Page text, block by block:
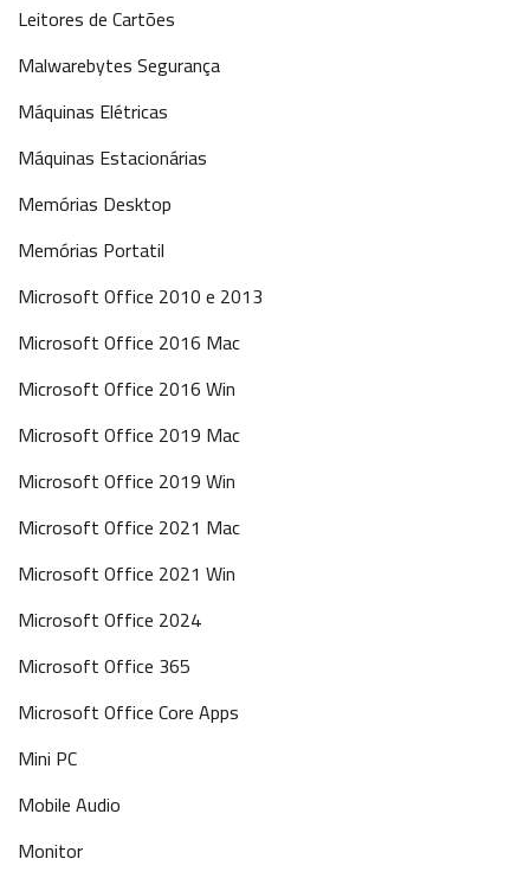
Leitores de Cartões
Malwarebytes Segurança
Máquinas Elétricas
Máquinas Estacionárias
Memórias Desktop
Memórias Portatil
Microsoft Office 2010 e 2013
Microsoft Office 2016 Mac
Microsoft Office 2016 Win
Microsoft Office 2019 Mac
Microsoft Office 2019 Win
Microsoft Office 2021 Mac
Microsoft Office 2021 Win
Microsoft Office 2024
Microsoft Office 365
Microsoft Office Core Apps
Mini PC
Mobile Audio
Monitor